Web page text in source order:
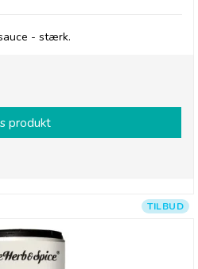
- stærk.
produkt
TILBUD